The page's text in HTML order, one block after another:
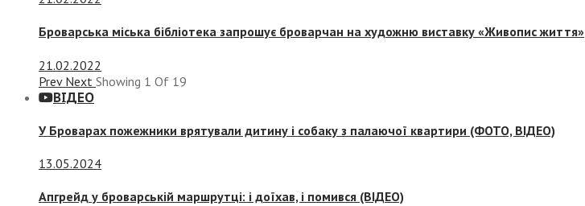
Броварська міська бібліотека запрошує броварчан на художню виставку «Живопис життя»
21.02.2022
Prev Next Showing 1 Of 19
ВІДЕО
У Броварах пожежники врятували дитину і собаку з палаючої квартири (ФОТО, ВІДЕО)
13.05.2024
Апгрейд у броварській маршрутці: і доїхав, і помився (ВІДЕО)